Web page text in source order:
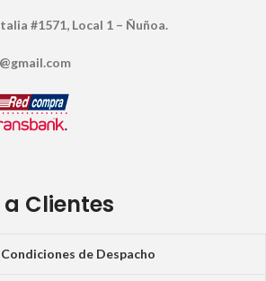
#1571, Local 1 – Ñuñoa.
Clientes
de Despacho